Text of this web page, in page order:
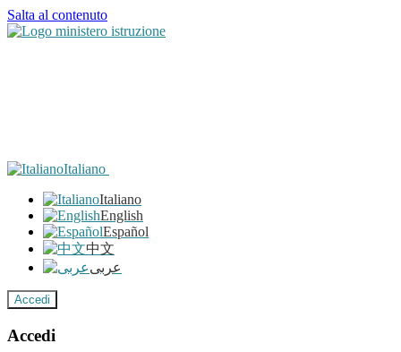
Salta al contenuto
Italiano
Italiano
English
Español
中文
عربى
Accedi
Accedi